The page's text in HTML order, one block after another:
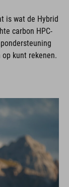
is wat de Hybrid
carbon HPC-
kunt rekenen.